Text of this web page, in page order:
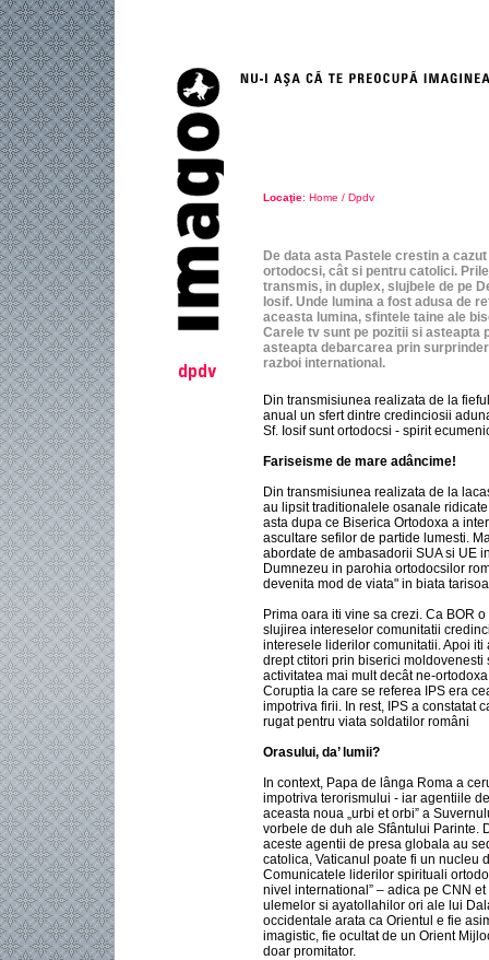
Locaţie: Home / Dpdv
De data asta Pastele crestin a
ortodocsi, cât si pentru catolici.
transmis, in duplex, slujbele de pe
Iosif. Unde lumina a fost adusa de
aceasta lumina, sfintele taine ale
Carele tv sunt pe pozitii si asteapta
asteapta debarcarea prin
razboi international.
Din transmisiunea realizata de la
anual un sfert dintre credinciosii
Sf. Iosif sunt ortodocsi - spirit
Fariseisme de mare adâncime!
Din transmisiunea realizata de la
au lipsit traditionalele osanale
asta dupa ce Biserica Ortodoxa a
ascultare sefilor de partide lumesti.
abordate de ambasadorii SUA si UE
Dumnezeu in parohia ortodocsilor
devenita mod de viata" in biata
Prima oara iti vine sa crezi. Ca BOR
slujirea intereselor comunitatii
interesele liderilor comunitatii. Apoi
drept ctitori prin biserici
activitatea mai mult decât ne-
Coruptia la care se referea IPS era
impotriva firii. In rest, IPS a constatat
rugat pentru viata soldatilor români
Orasului, da’ lumii?
In context, Papa de lânga Roma a
impotriva terorismului - iar agentiile
aceasta noua „urbi et orbi” a
vorbele de duh ale Sfântului Parinte.
aceste agentii de presa globala au
catolica, Vaticanul poate fi un nucleu
Comunicatele liderilor spirituali
nivel international” – adica pe CNN
ulemelor si ayatollahilor ori ale lui
occidentale arata ca Orientul e fie
imagistic, fie ocultat de un Orient
doar promitator.